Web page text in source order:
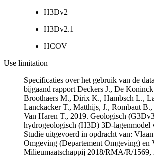
H3Dv2
H3Dv2.1
HCOV
Use limitation
Specificaties over het gebruik van de
bijgaand rapport Deckers J., De
Broothaers M., Dirix K., Hambsch L.,
Lanckacker T., Matthijs, J., Rombaut
Van Haren T., 2019. Geologisch
hydrogeologisch (H3D) 3D-lagenmodel
Studie uitgevoerd in opdracht van:
Omgeving (Departement Omgeving) en
Milieumaatschappij 2018/RMA/R/1569,